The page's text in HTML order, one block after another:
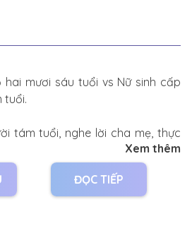
mươi sáu tuổi vs Nữ sinh cấp
tuổi.
tám tuổi, nghe lời cha mẹ, thực
định bởi người lớn, bày bàn tiệc ở
tượng kết hôn là một người đàn
Tùng.
Xem thêm
ĐỌC TIẾP